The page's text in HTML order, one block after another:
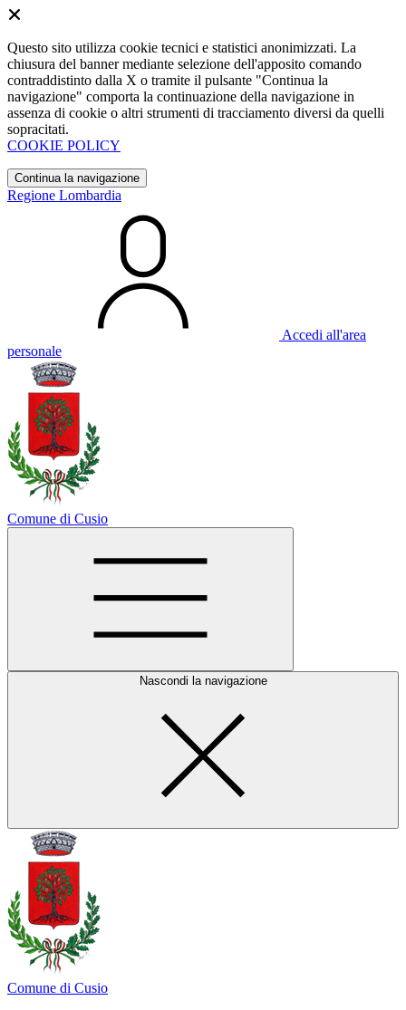
Questo sito utilizza cookie tecnici e statistici anonimizzati. La
chiusura del banner mediante selezione dell'apposito comando
contraddistinto dalla X o tramite il pulsante "Continua la
navigazione" comporta la continuazione della navigazione in
assenza di cookie o altri strumenti di tracciamento diversi da quelli
sopracitati.
COOKIE POLICY
Continua la navigazione
Regione Lombardia
Accedi all'area
personale
Comune di Cusio
Nascondi la navigazione
Comune di Cusio